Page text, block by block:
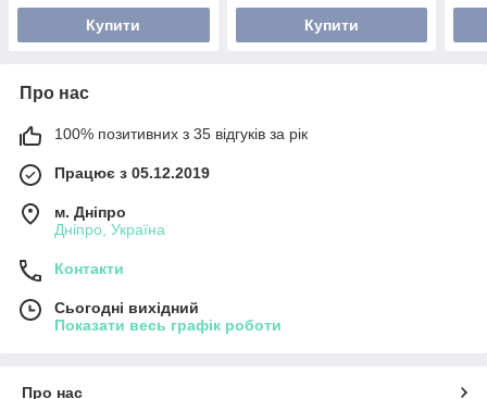
Купити Купити
Про нас
100% позитивних з 35 відгуків за рік
Працює з 05.12.2019
м. Дніпро
Дніпро, Україна
Контакти
Сьогодні вихідний
Показати весь графік роботи
Про нас